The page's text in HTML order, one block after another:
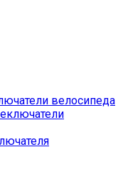
велосипеда